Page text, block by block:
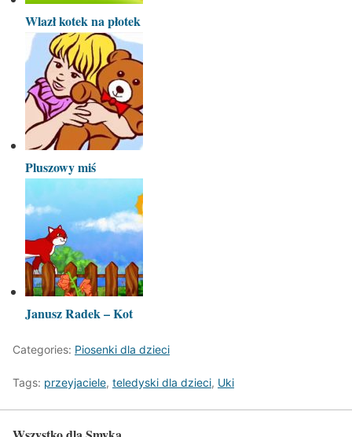
Wlazł kotek na płotek
Pluszowy miś
Janusz Radek – Kot
Categories: Piosenki dla dzieci
Tags: przeyjaciele, teledyski dla dzieci, Uki